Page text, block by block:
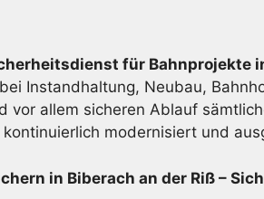
für Bahnprojekte
Instandhaltung, Neubau,
vor allem sicheren Ablauf
modernisiert und
in Biberach an der Riß –